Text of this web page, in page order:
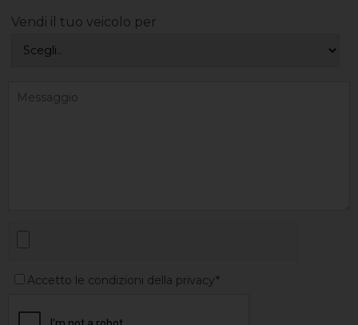
Vendi il tuo veicolo per
Accetto le condizioni della privacy*